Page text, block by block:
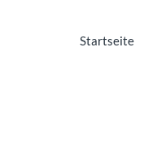
Startseite